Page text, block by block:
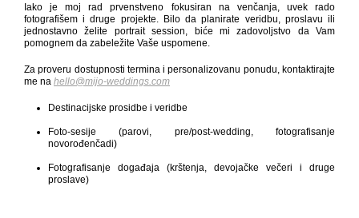
Iako je moj rad prvenstveno fokusiran na venčanja, uvek rado
fotografišem i druge projekte. Bilo da planirate veridbu, proslavu ili
jednostavno želite portrait session, biće mi zadovoljstvo da Vam
pomognem da zabeležite Vaše uspomene.
Za proveru dostupnosti termina i personalizovanu ponudu, kontaktirajte
me na hello@mijo-weddings.com
Destinacijske prosidbe i veridbe
Foto-sesije (parovi, pre/post-wedding, fotografisanje
novorođenčadi)
Fotografisanje događaja (krštenja, devojačke večeri i druge
proslave)